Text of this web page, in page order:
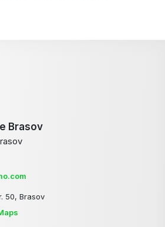
Brasov
50, Brasov